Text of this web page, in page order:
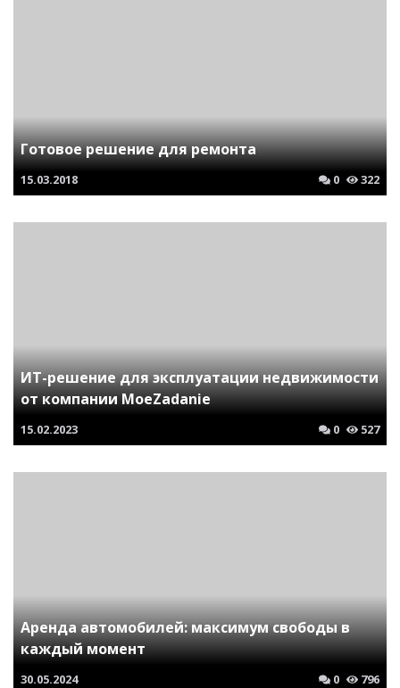
Готовое решение для ремонта
15.03.2018 0 322
ИТ-решение для эксплуатации недвижимости
от компании MoeZadanie
15.02.2023 0 527
Аренда автомобилей: максимум свободы в
каждый момент
30.05.2024 0 796